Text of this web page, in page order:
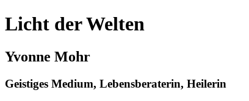
Licht der Welten
Yvonne Mohr
Geistiges Medium, Lebensberaterin, Heilerin